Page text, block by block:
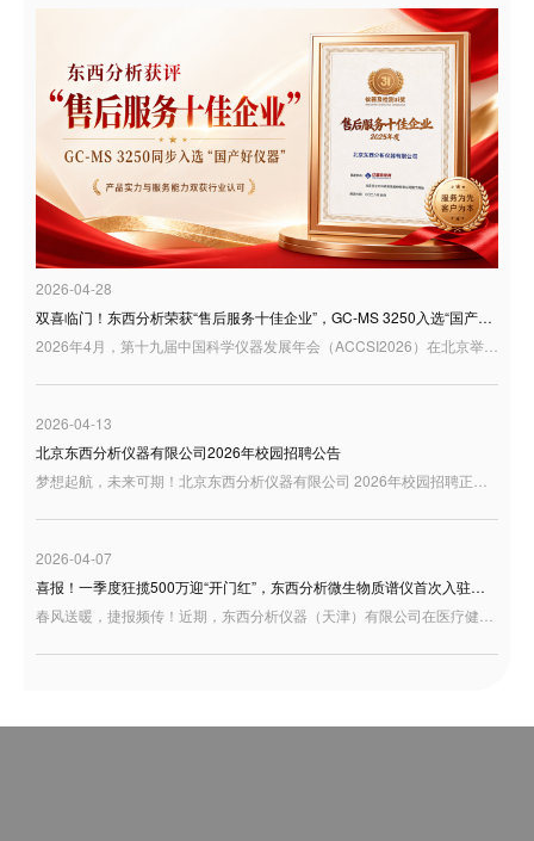
2026-04-28
双喜临门！东西分析荣获“售后服务十佳企业”，GC-MS 3250入选“国产好仪器”
2026-04-13
北京东西分析仪器有限公司2026年校园招聘公告
2026-04-07
喜报！一季度狂揽500万迎“开门红”，东西分析微生物质谱仪首次入驻天津疾控！